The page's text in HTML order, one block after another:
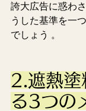
誇大広告に惑わ
うした基準を一
でしょう 。
2.遮熱塗
る3つの